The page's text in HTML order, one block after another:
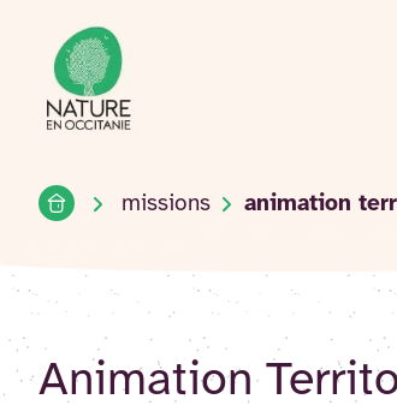
Accéder
au
contenu
Accueil du site
Accueilmissions animation
Animation